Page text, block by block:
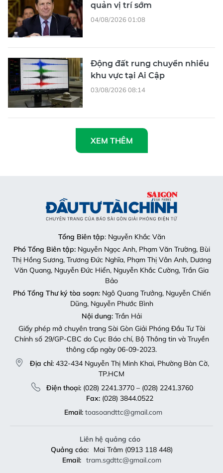
quản vị trí sớm
04/08/2026 01:08
Động đất rung chuyển nhiều
khu vực tại Ai Cập
03/08/2026 08:14
XEM THÊM
Tổng Biên tập: Nguyễn Khắc Văn
Phó Tổng Biên tập:Nguyễn Ngọc Anh, Phạm Văn Trường, Bùi
Thị Hồng Sương, Trương Đức Nghĩa, Phạm Thị Vân Anh, Dương
Văn Quang, Nguyễn Đức Hiển, Nguyễn Khắc Cường, Trần Gia
Bảo
Phó Tổng Thư ký tòa soạn:Ngô Quang Trưởng, Nguyễn Chiến
Dũng, Nguyễn Phước Bình
Nội dung:Trần Hải
Giấy phép mở chuyên trang Sài Gòn Giải Phóng Đầu Tư Tài
Chính số 29/GP-CBC do Cục Báo chí, Bộ Thông tin và Truyền
thông cấp ngày 06-09-2023.
Địa chỉ: 432-434 Nguyễn Thị Minh Khai, Phường Bàn Cờ,
TP.HCM
Điện thoại:(028) 2241.3770 – (028) 2241.3760
Fax:(028) 3844.0522
Email: toasoandttc@gmail.com
Liên hệ quảng cáo
Quảng cáo:
Mai Trâm (0913 118 448)
Email: tram.sgdttc@gmail.com